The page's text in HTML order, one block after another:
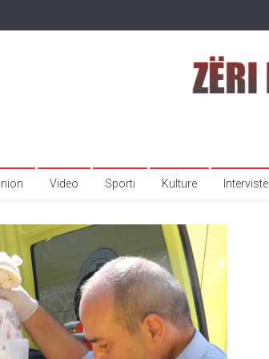
Video Sporti Kulture Intervistë